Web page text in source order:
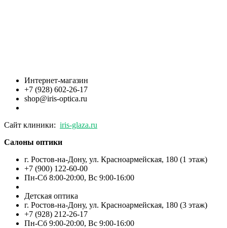
Интернет-магазин
+7 (928) 602-26-17
shop@iris-optica.ru
Сайт клиники: iris-glaza.ru
Салоны оптики
г. Ростов-на-Дону, ул. Красноармейская, 180 (1 этаж)
+7 (900) 122-60-00
Пн-Cб 8:00-20:00, Вс 9:00-16:00
Детская оптика
г. Ростов-на-Дону, ул. Красноармейская, 180 (3 этаж)
+7 (928) 212-26-17
Пн-Cб 9:00-20:00, Вс 9:00-16:00